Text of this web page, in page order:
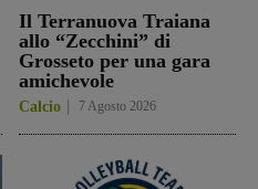
Il Terranuova Traiana
allo “Zecchini” di
Grosseto per una gara
amichevole
Calcio 7 Agosto 2026